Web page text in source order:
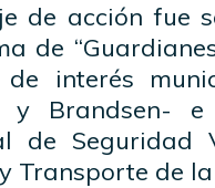
de acción fue
de
de interés
y Brandsen-
de Seguridad
Transporte de